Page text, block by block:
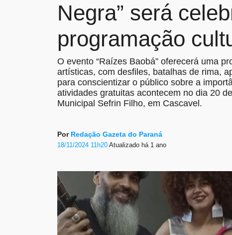
Negra” será
programação
O evento “Raízes Baobá” oferecerá uma
artísticas, com desfiles, batalhas de rima,
para conscientizar o público sobre a
atividades gratuitas acontecem no dia 20
Municipal Sefrin Filho, em Cascavel.
Por Redação Gazeta do Paraná
18/11/2024 11h20Atualizado há 1 ano